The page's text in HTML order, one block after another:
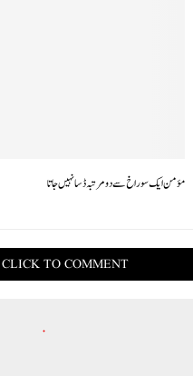
مؤمن ایک سوراخ سے دو مرتبہ ڈسا نہیں جاتا
CLICK TO COMMENT